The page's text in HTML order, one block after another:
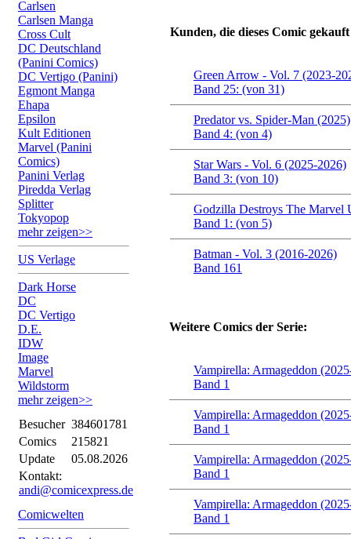
Carlsen
Carlsen Manga
Cross Cult
DC Deutschland
(Panini Comics)
DC Vertigo (Panini)
Egmont Manga
Ehapa
Epsilon
Kult Editionen
Marvel (Panini
Comics)
Panini Verlag
Piredda Verlag
Splitter
Tokyopop
mehr zeigen>>
US Verlage
Dark Horse
DC
DC Vertigo
D.E.
IDW
Image
Marvel
Wildstorm
mehr zeigen>>
Besucher 384601781
Comics
215821
Update
05.08.2026
Kontakt:
andi@comicexpress.de
Comicwelten
Kunden, die dieses Comic
Green Arrow - Vol. 7 (2023-
Band 25: (von 31)
Predator vs. Spider-Man (2025)
Band 4: (von 4)
Star Wars - Vol. 6 (2025-2026)
Band 3: (von 10)
Godzilla Destroys The Marvel
Band 1: (von 5)
Batman - Vol. 3 (2016-2026)
Band 161
Weitere Comics der Serie:
Vampirella: Armageddon
Band 1
Vampirella: Armageddon
Band 1
Vampirella: Armageddon
Band 1
Vampirella: Armageddon
Band 1